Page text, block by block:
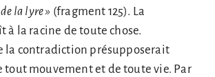
la lyre » (fragment 125). La
à la racine de toute chose.
la contradiction présupposerait
tout mouvement et de toute vie. Par